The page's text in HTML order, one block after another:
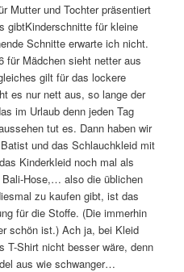
Mutter und Tochter präsentiert
gibtKinderschnitte für kleine
Schnitte erwarte ich nicht.
für Mädchen sieht netter aus
gilt für das lockere
es nur nett aus, so lange der
im Urlaub denn jeden Tag
tut es. Dann haben wir
und das Schlauchkleid mit
Kinderkleid noch mal als
Hose,… also die üblichen
zu kaufen gibt, ist das
für die Stoffe. (Die immerhin
schön ist.) Ach ja, bei Kleid
T-Shirt nicht besser wäre, denn
aus wie schwanger…